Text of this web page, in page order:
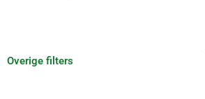
Overige filters